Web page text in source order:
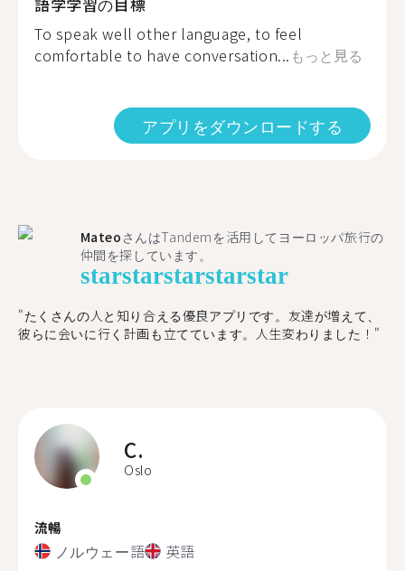
To speak well other language, to feel
comfortable to have conversation... もっと見る
アプリをダウンロードする
Mateo さんはTandemを活用してヨーロッパ旅行の
仲間を探しています。
starstarstarstarstar
"たくさんの人と知り合える優良アプリです。友達が増えて、
彼らに会いに行く計画も立てています。人生変わりました！"
C.
Oslo
流暢
ノルウェー語 英語